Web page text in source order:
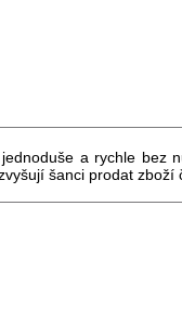
jednoduše a rychle bez
šanci prodat